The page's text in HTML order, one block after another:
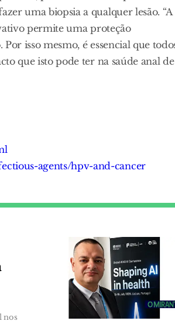
uma biopsia a qualquer lesão. “A
permite uma proteção
isso mesmo, é essencial que
que isto pode ter na saúde anal de
agents/hpv-and-cancer
nos